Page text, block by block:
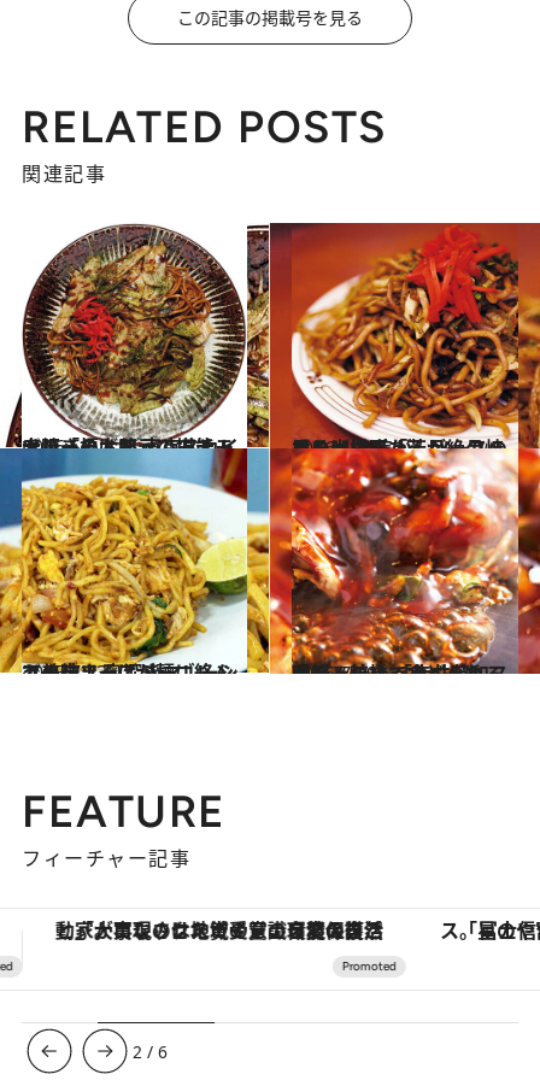
この記事の掲載号を見る
RELATED POSTS
関連記事
2016.5.4
大阪「福太郎」のモチモチ焼きそばを 東京スカイツリーのお膝元で堪能！
グルメ 2016.4.28
思い出横丁「若月」の焼きそばは 焦がしソースの香りと歯ごたえが絶品
グルメ
2015.7.23
うま辛ソースが麺に絡んで美味！ 奥深きマレーシアの焼きそばミーゴレン
グルメ 2016.7.29
大阪・鶴橋で食べられるお好み焼き 「赤井英和スペシャル」ってどんな味？
グルメ
FEATURE
フィーチャー記事
「星のや富士」でデジタルデトックス。冨士信仰の歴史を辿り、心身を調える。 【夏限定ディナーコース】旬を
3 /6